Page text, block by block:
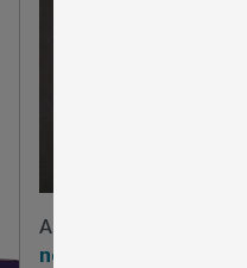
Aarzel niet
nemen